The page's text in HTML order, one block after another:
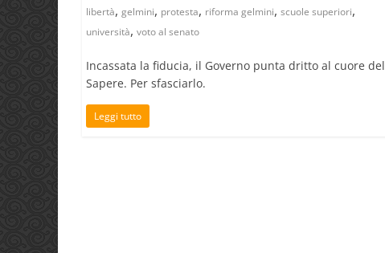
libertà, gelmini, protesta, riforma gelmini, scuole superiori,
università, voto al senato
Incassata la fiducia, il Governo punta dritto al cuore del
Sapere. Per sfasciarlo.
Leggi tutto